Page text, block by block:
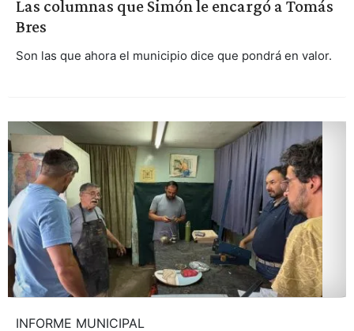
Las columnas que Simón le encargó a Tomás
Bres
Son las que ahora el municipio dice que pondrá en valor.
INFORME MUNICIPAL